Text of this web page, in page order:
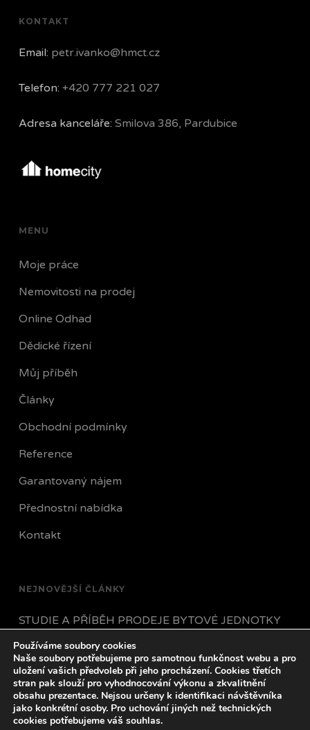
KONTAKT
Email: petr.ivanko@hmct.cz
Telefon: +420 777 221 027
Adresa kanceláře: Smilova 386, Pardubice
MENU
Moje práce
Nemovitosti na prodej
Online Odhad
Dědické řízení
Můj příběh
Články
Obchodní podmínky
Reference
Garantovaný nájem
Přednostní nabídka
Kontakt
NEJNOVĚJŠÍ ČLÁNKY
STUDIE A PŘÍBĚH PRODEJE BYTOVÉ JEDNOTKY
JAK POSTUPOVAT POKUD VÁM NÁJEMNÍK
PŘESTANE PLATIT?
VŠECHNO CO POTŘEBUJETE VĚDĚT O HYPOTÉCE
V ROCE 2023
Používáme soubory cookies
Naše soubory potřebujeme pro samotnou funkčnost webu a pro
uložení vašich předvoleb při jeho procházení. Cookies třetích
stran pak slouží pro vyhodnocování výkonu a zkvalitnění
obsahu prezentace. Nejsou určeny k identifikaci návštěvníka
jako konkrétní osoby. Pro uchování jiných než technických
cookies potřebujeme váš souhlas.